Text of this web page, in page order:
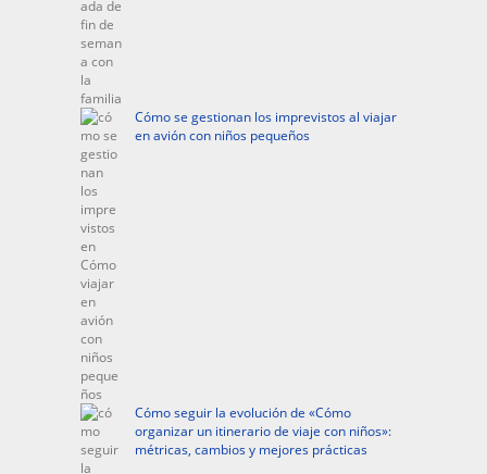
Cómo se gestionan los imprevistos al viajar
en avión con niños pequeños
Cómo seguir la evolución de «Cómo
organizar un itinerario de viaje con niños»:
métricas, cambios y mejores prácticas